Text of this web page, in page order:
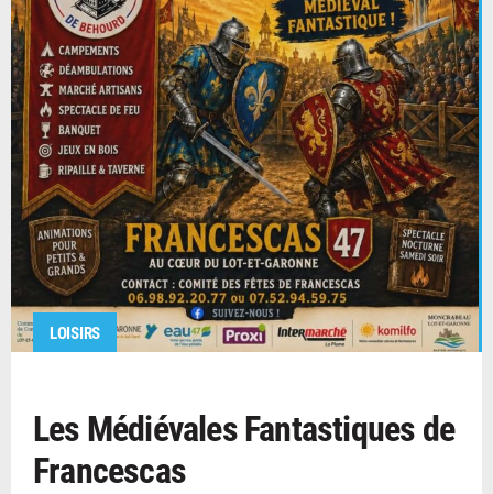
LOISIRS
Les Médiévales Fantastiques de
Francescas